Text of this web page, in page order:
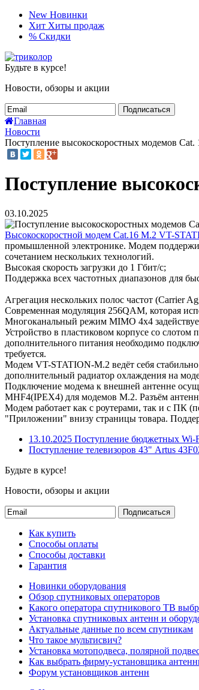
New Новинки
Хит Хиты продаж
% Скидки
Будьте в курсе!
Новости, обзоры и акции
Подписаться
Главная
Новости
Поступление высокоскоростных модемов Cat.
Поступление
03.10.2025
Высокоскоростной модем Cat.16 M.2 VT-
промышленной электронике. Модем
сочетанием нескольких технологий.
Высокая скорость загрузки до 1 Гбит/с;
Поддержка всех частотных диапазонов для
Агрегация нескольких полос частот (Carrier
Современная модуляция 256QAM, которая
Многоканальный режим MIMO 4x4
Устройство в пластиковом корпусе со
дополнительного питания необходимо
требуется.
Модем VT-STATION-M.2 ведёт себя
дополнительный радиатор охлаждения на
Подключение модема к внешней антенне
MHF4(IPEX4) для модемов M.2. Разъём
Модем работает как с роутерами, так и с ПК
"Приложении" внизу страницы товара.
13.10.2025 Поступление бюджетных Wi-
Поступление телевизоров 43" Artus
Будьте в курсе!
Новости, обзоры и акции
Подписаться
Как купить
Способы оплаты
Способы доставки
Гарантия
Новинки оборудования
Обзор спутниковых операторов
Какого оператора спутникового ТВ
Установка спутниковых антенн и
Актуальные данные по всем спутникам
Что такое мультисвич?
Установка мотоподвеса, полярной
Как выбрать фирму-установщика
Форум установщиков антенн